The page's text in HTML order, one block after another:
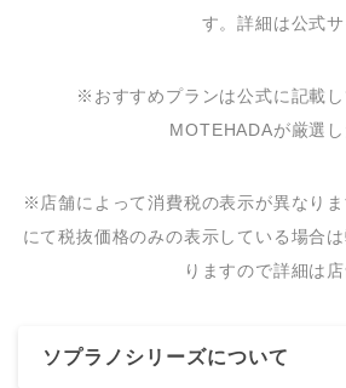
くろおかクリニック 06-
す。詳細は公式
※おすすめプランは公式に記載
MOTEHADAが厳選
※店舗によって消費税の表示が異なり
にて税抜価格のみの表示している場合
りますので詳細は
ソプラノシリーズについて